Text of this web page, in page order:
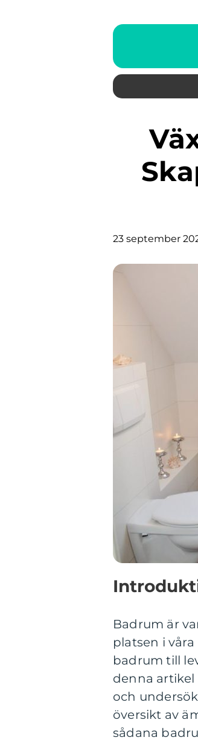
Växtbadrum utan fönster:
23 september
Badrum är
platsen i
badrum till
denna artikel
och
översikt av
sådana